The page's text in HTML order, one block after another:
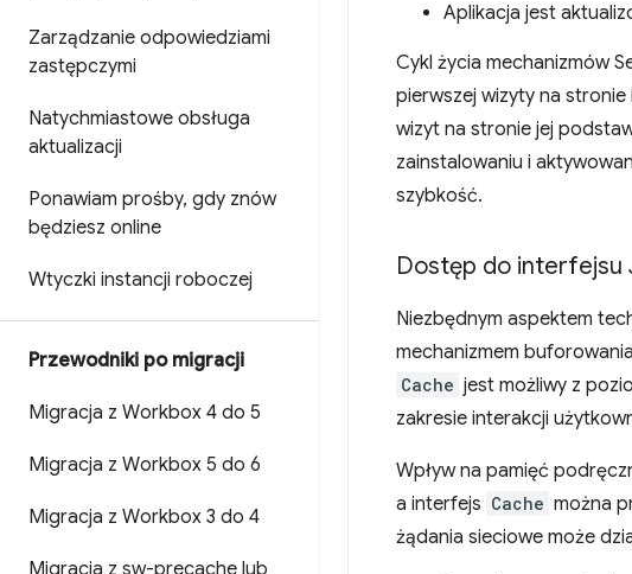
Zarządzanie odpowiedziami
zastępczymi
Natychmiastowe obsługa
aktualizacji
Ponawiam prośby, gdy znów
będziesz online
Wtyczki instancji roboczej
Przewodniki po migracji
Migracja z Workbox 4 do 5
Migracja z Workbox 5 do 6
Migracja z Workbox 3 do 4
Migracja z sw-precache lub
Aplikacja jest
Cykl życia mechanizmów
pierwszej wizyty na
wizyt na stronie jej
zainstalowaniu i
szybkość.
Dostęp do interfejsu
Niezbędnym aspektem
mechanizmem
Cache jest możliwy z
zakresie interakcji
Wpływ na pamięć
a interfejs Cache można
żądania sieciowe może